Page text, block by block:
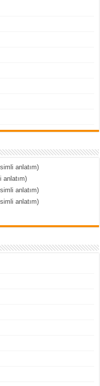
anlatım)
anlatım)
anlatım)
anlatım)